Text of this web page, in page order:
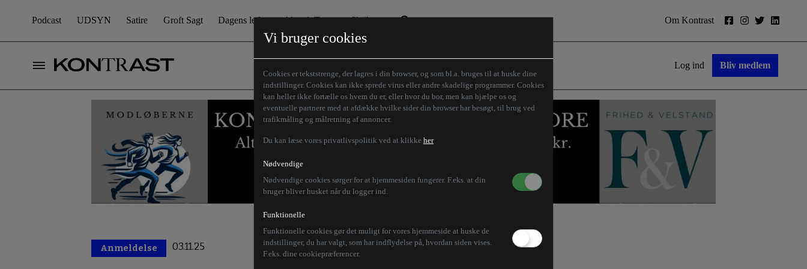
Vi bruger cookies
Cookies er tekststrenge, der lagres i din browser, og som bl.a. bruges til at huske dine
indstillinger. Cookies kan ikke sprede virus eller andre skadelige programmer. Cookies
kan heller ikke fortælle os hvem du er, eller hvor du bor, men kan hjælpe os og
eventuelle partnere med at afdække hvilke sider din browser har besøgt, til brug ved
trafikmåling og målretning af annoncer.
Du kan læse vores privatlivspolitik ved at klikke her
Nødvendige
Nødvendige cookies sørger for at hjemmesiden fungerer. F.eks. at din
bruger bliver husket når du logger ind.
Funktionelle
Funktionelle cookies gør det muligt for vores hjemmeside at huske de
indstillinger, du har valgt, som har indflydelse på, hvordan siden vises.
F.eks. dine cookiepræferencer.
Podcast UDSYN Satire Groft Sagt Dagens leder Aktuelt Tema
Den borgelige brille
Humaniora forfra
Store Danskere
Skribenter
Z-aksen
Om Kontrast
Log ind Bliv medlem
Anmeldelse 03.11.25